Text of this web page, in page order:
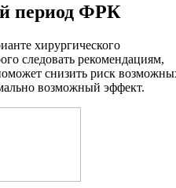
период ФРК
хирургического
следовать рекомендациям,
снизить риск
возможный эффект.